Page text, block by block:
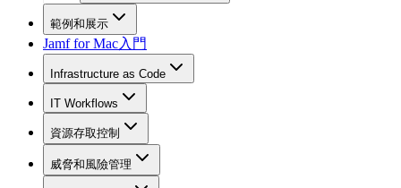
範例和展示
Jamf for Mac入門
Infrastructure as Code
IT Workflows
資源存取控制
威脅和風險管理